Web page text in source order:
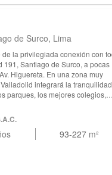
de Surco, Lima
Santiago de Surco, a pocas
Higuereta. En una zona muy
integrará la tranquilidad
parques, los mejores colegios,
recuerdos más valiosos de su
de siempre tenerlo todo cerca.
93-227 m²